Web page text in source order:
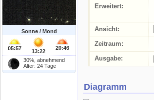
Sonne / Mond
05:57 13:22
20:46
30%, abnehmend
Alter: 24 Tage
Erweitert:
Ansicht:
Zeitraum:
Ausgabe:
Diagramm